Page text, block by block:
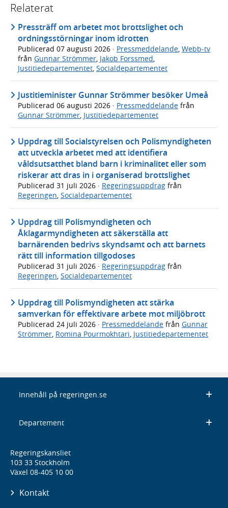
Relaterat
Pressträff om arbetet mot brottslighet och
ordningsstörningar inom idrotten
Publicerad 07 augusti 2026 · Pressmeddelande, Webb-tv
från Gunnar Strömmer, Jakob Forssmed,
Justitiedepartementet, Socialdepartementet
Justitieminister Gunnar Strömmer besöker Umeå
Publicerad 06 augusti 2026 · Pressmeddelande från
Gunnar Strömmer Justitiedepartementet
Uppdrag till Socialstyrelsen och Polismyndigheten
att utveckla arbetet med att identifiera
våldsutsatthet bland barn i kriminalitet eller som
riskerar att dras in i organiserad brottslighet
Publicerad 31 juli 2026 · Regeringsuppdrag från
Regeringen, Socialdepartementet
Uppdrag till Polismyndigheten och
Åklagarmyndigheten att säkerställa att
barnärenden bedrivs skyndsamt och att barnets
rätt till information tillgodoses
Publicerad 31 juli 2026 · Regeringsuppdrag från
Regeringen, Socialdepartementet
Uppdrag till Polismyndigheten att stärka
samverkan för effektivare arbete mot miljöbrott
Publicerad 24 juli 2026 · Pressmeddelande från Gunnar
Strömmer Romina Pourmokhtari Justitiedepartementet
Innehåll på regeringen.se
Departement
Regeringskansliet
103 33 Stockholm
Växel 08-405 10 00
Kontakt